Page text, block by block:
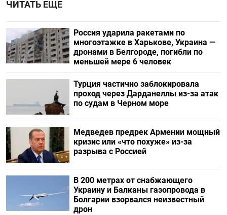
ЧИТАТЬ ЕЩЕ
Россия ударила ракетами по
многоэтажке в Харькове, Украина —
дронами в Белгороде, погибли по
меньшей мере 6 человек
Турция частично заблокировала
проход через Дарданеллы из-за атак
по судам в Черном море
Медведев предрек Армении мощный
кризис или «что похуже» из-за
разрыва с Россией
В 200 метрах от снабжающего
Украину и Балканы газопровода в
Болгарии взорвался неизвестный
дрон